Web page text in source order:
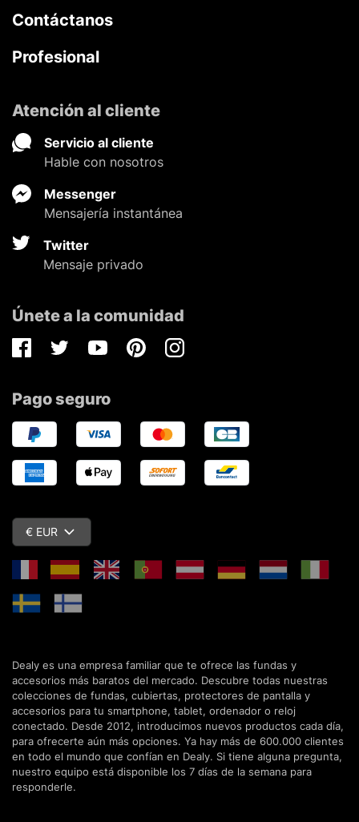
Contáctanos
Profesional
Atención al cliente
Servicio al cliente
Hable con nosotros
Messenger
Mensajería instantánea
Twitter
Mensaje privado
Únete a la comunidad
FacebookTwitterYoutubePinterestInstagram
Pago seguro
€ EUR
Dealy es una empresa familiar que te ofrece las fundas y
accesorios más baratos del mercado. Descubre todas nuestras
colecciones de fundas, cubiertas, protectores de pantalla y
accesorios para tu smartphone, tablet, ordenador o reloj
conectado. Desde 2012, introducimos nuevos productos cada día,
para ofrecerte aún más opciones. Ya hay más de 600.000 clientes
en todo el mundo que confían en Dealy. Si tiene alguna pregunta,
nuestro equipo está disponible los 7 días de la semana para
responderle.